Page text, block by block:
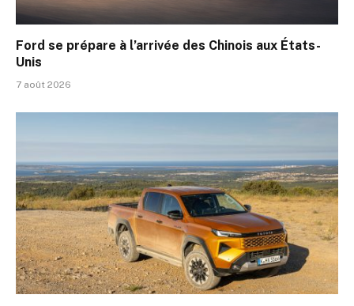
Ford se prépare à l’arrivée des Chinois aux États-
Unis
7 août 2026